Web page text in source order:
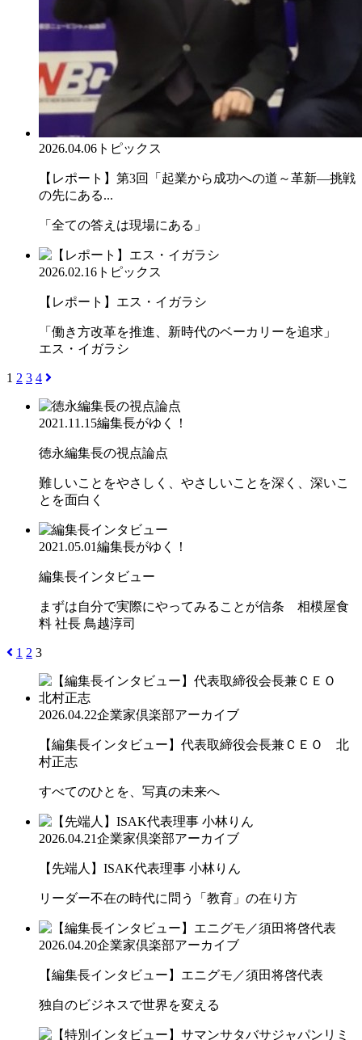
2026.04.06 トピックス
【レポート】第3回「起業から成功への道～革新―挑戦
の先にある...
「全ての答えは現場にある」
2026.02.16 トピックス
【レポート】エス・イガラシ
「働き方改革を推進、新時代のベーカリーを追求」
エス・イガラシ
1 2 3 4
2021.11.15編集長がゆく！
徳永編集長の視点論点
難しいことをやさしく、やさしいことを深く、深いこ
とを面白く
2021.05.01編集長がゆく！
編集長インタビュー
まずは自分で実際にやってみることが信条 相模屋食
料 社長 鳥越淳司
1 2 3
2026.04.22企業家倶楽部アーカイブ
【編集長インタビュー】代表取締役会長兼ＣＥＯ 北
村正志
すべてのひとを、写真の未来へ
2026.04.21企業家倶楽部アーカイブ
【先端人】ISAK代表理事 小林りん
リーダー不在の時代に問う「教育」の在り方
2026.04.20企業家倶楽部アーカイブ
【編集長インタビュー】エニグモ／須田将啓代表
独自のビジネスで世界を変える